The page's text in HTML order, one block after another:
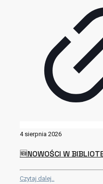
4 sierpnia 2026
🆕NOWOŚCI W
Czytaj dalej..